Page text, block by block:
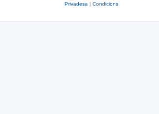
Privadesa | Condicions